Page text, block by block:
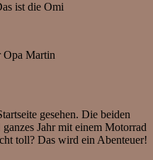
ist die Omi
Opa Martin
gesehen. Die beiden
Jahr mit einem Motorrad
toll? Das wird ein Abenteuer!